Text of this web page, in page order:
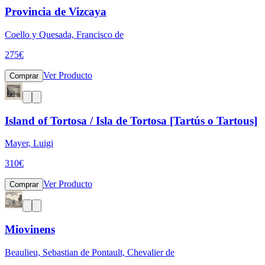
Provincia de Vizcaya
Coello y Quesada, Francisco de
275€
Comprar Ver Producto
Island of Tortosa / Isla de Tortosa [Tartús o Tartous]
Mayer, Luigi
310€
Comprar Ver Producto
Miovinens
Beaulieu, Sebastian de Pontault, Chevalier de